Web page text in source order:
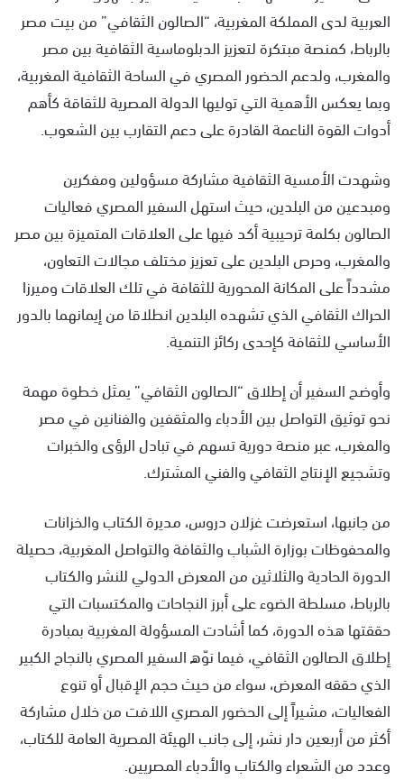
العربية لدى المملكة المغربية، “الصالون الثقافي” من بيت مصر
بالرباط، كمنصة مبتكرة لتعزيز الدبلوماسية الثقافية بين مصر
والمغرب، ولدعم الحضور المصري في الساحة الثقافية المغربية،
وبما يعكس الأهمية التي توليها الدولة المصرية للثقاقة كأهم
أدوات القوة الناعمة القادرة على دعم التقارب بين الشعوب.
وشهدت الأمسية الثقافية مشاركة مسؤولين ومفكرين
ومبدعين من البلدين، حيث استهل السفير المصري فعاليات
الصالون بكلمة ترحيبية أكد فيها على العلاقات المتميزة بين مصر
والمغرب، وحرص البلدين على تعزيز مختلف مجالات التعاون،
مشدداً على المكانة المحورية للثقافة في تلك العلاقات وميرزا
الحراك الثقافي الذي تشهده البلدين انطلاقا من إيمانهما بالدور
الأساسي للثقافة كإحدى ركائز التنمية.
وأوضح السفير أن إطلاق “الصالون الثقافي” يمثل خطوة مهمة
نحو توثيق التواصل بين الأدباء والمثقفين والفنانين في مصر
والمغرب، عبر منصة دورية تسهم في تبادل الرؤى والخبرات
وتشجيع الإنتاج الثقافي والفني المشترك.
من جانبها، استعرضت غزلان دروس، مديرة الكتاب والخزانات
والمحفوظات بوزارة الشباب والثقافة والتواصل المغربية، حصيلة
الدورة الحادية والثلاثين من المعرض الدولي للنشر والكتاب
بالرباط، مسلطة الضوء على أبرز النجاحات والمكتسبات التي
حققتها هذه الدورة، كما أشادت المسؤولة المغربية بمبادرة
إطلاق الصالون الثقافي، فيما نوّه السفير المصري بالنجاح الكبير
الذي حققه المعرض، سواء من حيث حجم الإقبال أو تنوع
الفعاليات، مشيراً إلى الحضور المصري اللافت من خلال مشاركة
أكثر من أربعين دار نشر، إلى جانب الهيئة المصرية العامة للكتاب،
وعدد من الشعراء والكتاب والأدباء المصريين.